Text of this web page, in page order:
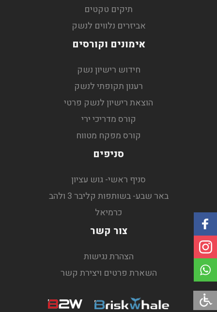
תיקים טקטים
אביזרים נלווים לנשק
אימונים וקורסים
חידוש רישיון נשק
רענון תקופתי לנשק
הוצאת רישיון לנשק פרטי
קורס מדריכי ירי
קורס מפקח מטווח
סניפים
סניף ראשי- גוש עציון
באר שבע- בשותפות קליבר 3 ולהב
כרמיאל
צור קשר
הצהרת נגישות
השארת פרטים ויצירת קשר
Briskwhale
|
B2W
Share to
WhatsApp